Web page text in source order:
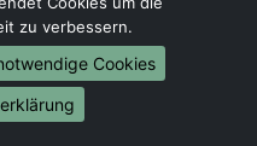
zu verbessern.
Cookies